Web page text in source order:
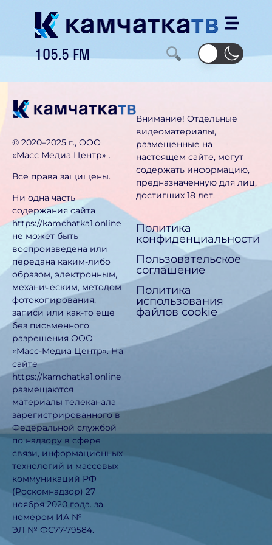
105.5 FM
©️ 2020–2025 г., ООО
«Масс Медиа Центр» .
Все права защищены.
Ни одна часть
содержания сайта
https://kamchatka1.online
не может быть
воспроизведена или
передана каким-либо
образом, электронным,
механическим, методом
фотокопирования,
записи или как-то ещё
без письменного
разрешения ООО
«Масс-Медиа Центр». На
сайте
https://kamchatka1.online
размещаются
материалы телеканала
зарегистрированного в
Федеральной службой
по надзору в сфере
связи, информационных
технологий и массовых
коммуникаций РФ
(Роскомнадзор) 27
ноября 2020 года. за
номером ИА №
ЭЛ № ФС77-79584.
Внимание! Отдельные
видеоматериалы,
размещенные на
настоящем сайте, могут
содержать информацию,
предназначен­ную для лиц,
достигших 18 лет.
Политика
конфиденциальности
Пользовательское
соглашение
Политика
использования
файлов cookie